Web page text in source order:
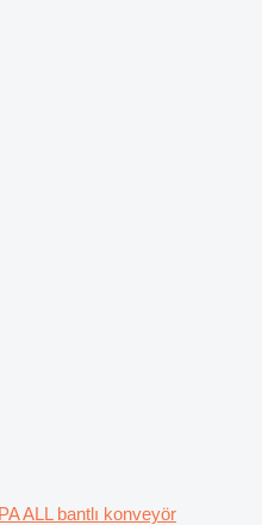
ALL bantlı konveyör